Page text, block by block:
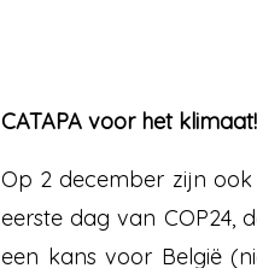
CATAPA voor het klimaat!
Op 2 december zijn
eerste dag van COP24,
een kans voor België